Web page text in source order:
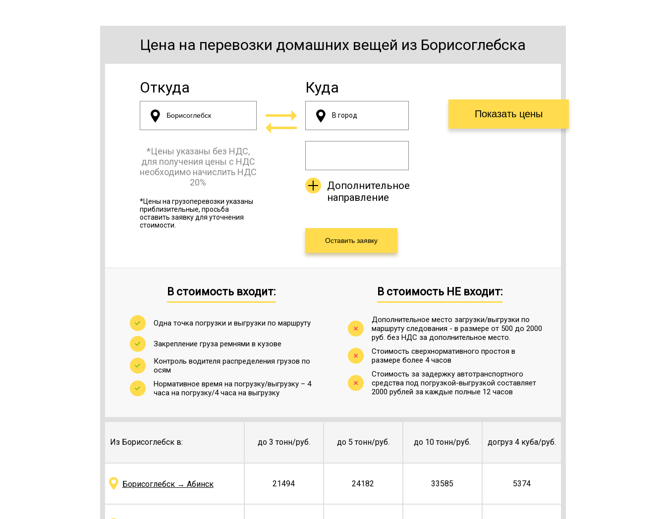
Цена на перевозки домашних вещей из Борисоглебска
Откуда
*Цены указаны без НДС,
для получения цены с НДС
необходимо начислить НДС
20%
*Цены на грузоперевозки указаны
приблизительные, просьба
оставить заявку для уточнения
стоимости.
Куда
Дополнительное
направление
Показать цены
В стоимость входит:
Одна точка погрузки и выгрузки по маршруту
Закрепление груза ремнями в кузове
Контроль водителя распределения грузов по
осям
Нормативное время на погрузку/выгрузку – 4
часа на погрузку/4 часа на выгрузку
В стоимость НЕ входит:
Дополнительное место загрузки/выгрузки по
маршруту следования - в размере от 500 до 2000
руб. без НДС за дополнительное место.
Стоимость сверхнормативного простоя в
размере более 4 часов
Стоимость за задержку автотранспортного
средства под погрузкой-выгрузкой составляет
2000 рублей за каждые полные 12 часов
Из Борисоглебск в: до 3 тонн/руб. до 5 тонн/руб. до 10 тонн/руб. догруз 4 куба/руб.
Борисоглебск → Абинск 21494 24182 33585 5374